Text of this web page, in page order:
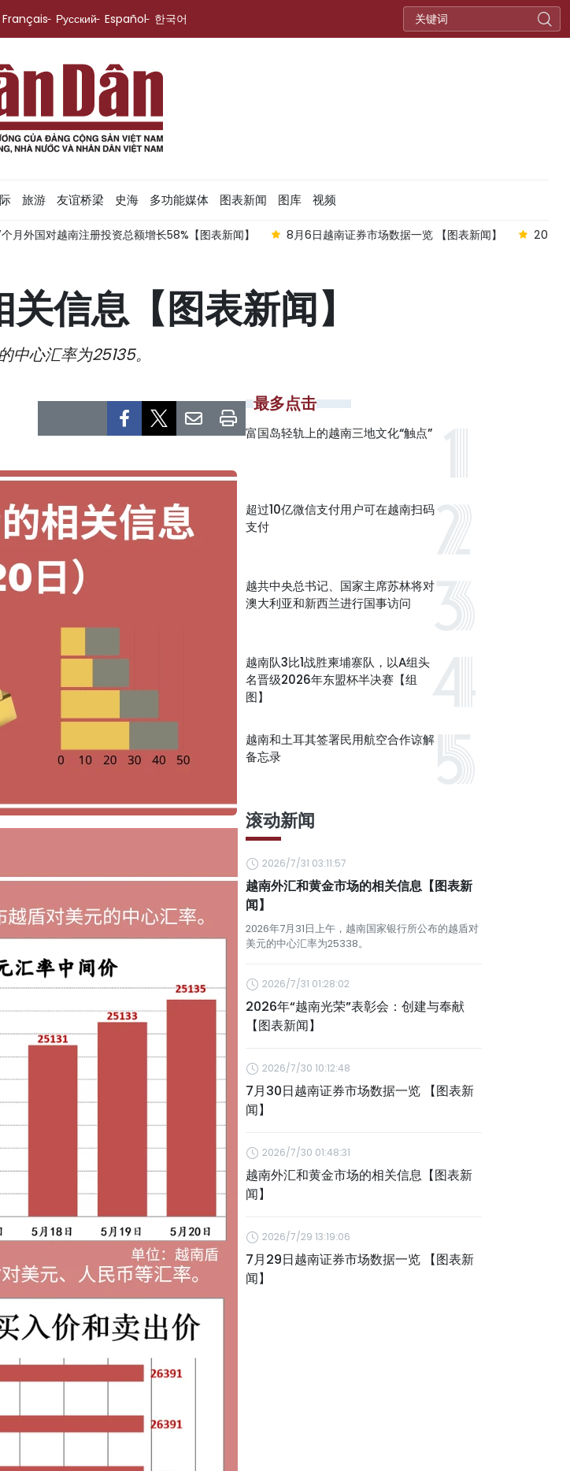
Français Русский Español 한국어
旅游 友谊桥梁 史海 多功能媒体 图表新闻 图库 视频
长58%【图表新闻】 8月6日越南证券市场数据一览 【图表新闻】 2026年前7个月越南对外投资总额
信息【图表新闻】
心汇率为25135。
最多点击
富国岛轻轨上的越南三地文化“触点”
超过10亿微信支付用户可在越南扫码
支付
越共中央总书记、国家主席苏林将对
澳大利亚和新西兰进行国事访问
越南队3比1战胜柬埔寨队，以A组头
名晋级2026年东盟杯半决赛【组
图】
越南和土耳其签署民用航空合作谅解
备忘录
滚动新闻
2026/7/31 03:11:57
越南外汇和黄金市场的相关信息【图表新
闻】
2026年7月31日上午，越南国家银行所公布的越盾对
美元的中心汇率为25338。
2026/7/31 01:28:02
2026年“越南光荣”表彰会：创建与奉献
【图表新闻】
2026/7/30 10:12:48
7月30日越南证券市场数据一览 【图表新
闻】
2026/7/30 01:48:31
越南外汇和黄金市场的相关信息【图表新
闻】
2026/7/29 13:19:06
7月29日越南证券市场数据一览 【图表新
闻】